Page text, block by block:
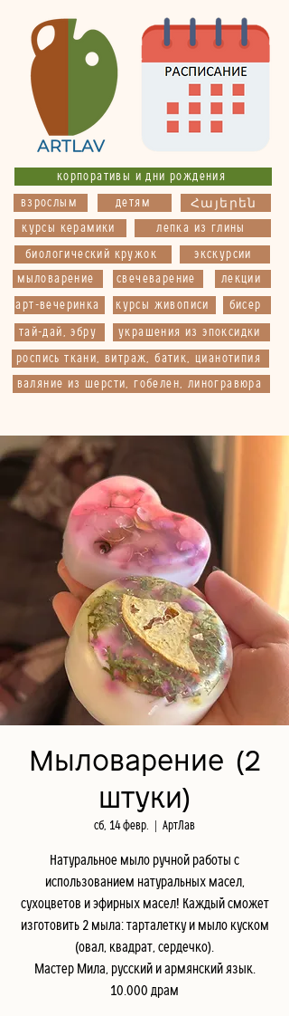
корпоративы и дни рождения
детям
взрослым Հայերեն
украшения из эпоксидки
мыловарение свечеварение
арт-вечеринка бисер
тай-дай, эбру
экскурсии
лепка из глины
роспись ткани, витраж, батик, цианотипия
курсы живописи
лекции
биологический кружок
курсы керамики
валяние из шерсти, гобелен, линогравюра
Мыловарение (2
штуки)
сб, 14 февр. АртЛав
Натуральное мыло ручной работы с
использованием натуральных масел,
сухоцветов и эфирных масел! Каждый сможет
изготовить 2 мыла: тарталетку и мыло куском
(овал, квадрат, сердечко).
Мастер Мила, русский и армянский язык.
10.000 драм